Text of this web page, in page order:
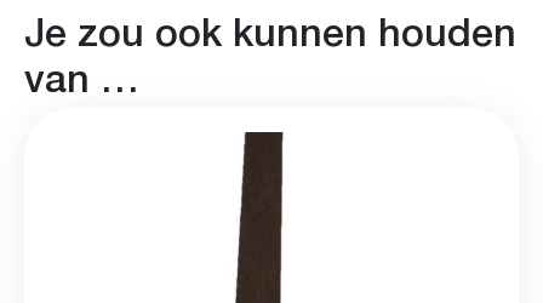
Je zou ook kunnen houden
van …